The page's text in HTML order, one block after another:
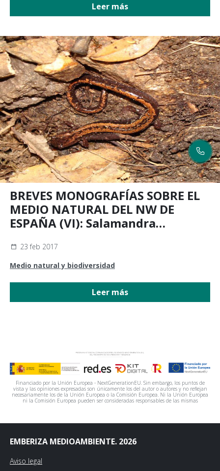
Leer más
BREVES MONOGRAFÍAS SOBRE EL
MEDIO NATURAL DEL NW DE
ESPAÑA (VI): Salamandra
23 feb 2017
Medio natural y biodiversidad
Leer más
Financiado por la Unión Europea - NextGenerationEU. Sin embargo, los puntos de
vista y las opiniones expresadas son únicamente los del autor o autores y no reflejan
necesariamente los de la Unión Europea o la Comisión Europea. Ni la Unión Europea
ni la Comisión Europea pueden ser consideradas responsables de las mismas
EMBERIZA MEDIOAMBIENTE. 2026
Aviso legal